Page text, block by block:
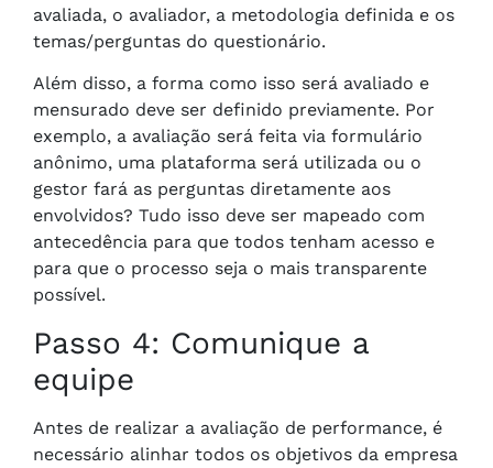
avaliada, o avaliador, a metodologia definida e os
temas/perguntas do questionário.
Além disso, a forma como isso será avaliado e
mensurado deve ser definido previamente. Por
exemplo, a avaliação será feita via formulário
anônimo, uma plataforma será utilizada ou o
gestor fará as perguntas diretamente aos
envolvidos? Tudo isso deve ser mapeado com
antecedência para que todos tenham acesso e
para que o processo seja o mais transparente
possível.
Passo 4: Comunique a
equipe
Antes de realizar a avaliação de performance, é
necessário alinhar todos os objetivos da empresa